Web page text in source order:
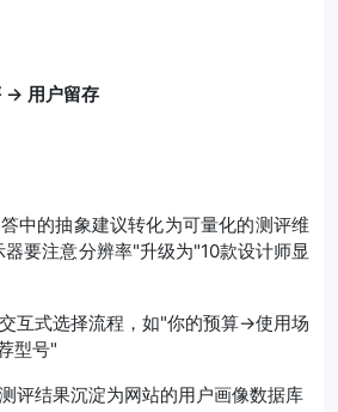
→ 用户留存
中的抽象建议转化为可量化的测评维
要注意分辨率"升级为"10款设计师显
交互式选择流程，如"你的预算→使用场
型号"
评结果沉淀为网站的用户画像数据库